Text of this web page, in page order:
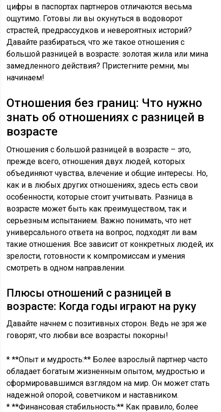
цифры в паспортах партнеров отличаются весьма
ощутимо. Готовы ли вы окунуться в водоворот
страстей, предрассудков и невероятных историй?
Давайте разбираться, что же такое отношения с
большой разницей в возрасте: золотая жила или мина
замедленного действия? Пристегните ремни, мы
начинаем!
Отношения без границ: Что нужно
знать об отношениях с разницей в
возрасте
Отношения с большой разницей в возрасте – это,
прежде всего, отношения двух людей, которых
объединяют чувства, влечение и общие интересы. Но,
как и в любых других отношениях, здесь есть свои
особенности, которые стоит учитывать. Разница в
возрасте может быть как преимуществом, так и
серьезным испытанием. Важно понимать, что нет
универсального ответа на вопрос, подходят ли вам
такие отношения. Все зависит от конкретных людей, их
зрелости, готовности к компромиссам и умения
смотреть в одном направлении.
Плюсы отношений с разницей в
возрасте: Когда годы играют на руку
Давайте начнем с позитивных сторон. Ведь не зря же
говорят, что любви все возрасты покорны!
* **Опыт и мудрость:** Более взрослый партнер часто
обладает богатым жизненным опытом, мудростью и
сформировавшимся взглядом на мир. Он может стать
надежной опорой, советчиком и наставником.
* **Финансовая стабильность:** Как правило, более